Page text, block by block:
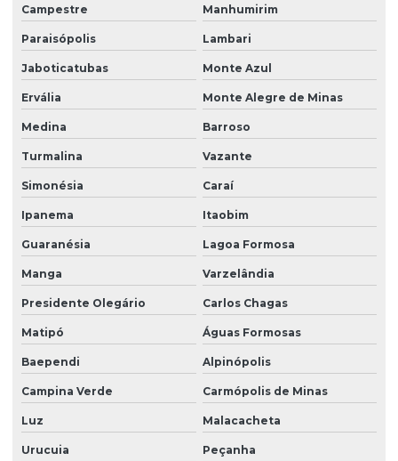
Campestre Manhumirim
Paraisópolis Lambari
Jaboticatubas Monte Azul
Ervália Monte Alegre de Minas
Medina Barroso
Turmalina Vazante
Simonésia Caraí
Ipanema Itaobim
Guaranésia Lagoa Formosa
Manga Varzelândia
Presidente Olegário Carlos Chagas
Matipó Águas Formosas
Baependi Alpinópolis
Campina Verde Carmópolis de Minas
Luz Malacacheta
Urucuia Peçanha